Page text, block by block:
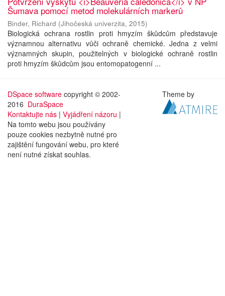
Šumava pomocí metod molekulárních markerů
Binder, Richard (Jihočeská univerzita, 2015)
Biologická ochrana rostlin proti hmyzím škůdcům představuje
významnou alternativu vůči ochraně chemické. Jedna z velmi
významných skupin, použitelných v biologické ochraně rostlin
proti hmyzím škůdcům jsou entomopatogenní ...
DSpace software copyright © 2002-
2016 DuraSpace
Kontaktujte nás | Vyjádření názoru |
Na tomto webu jsou používány
pouze cookies nezbytně nutné pro
zajištění fungování webu, pro které
není nutné získat souhlas.
Theme by